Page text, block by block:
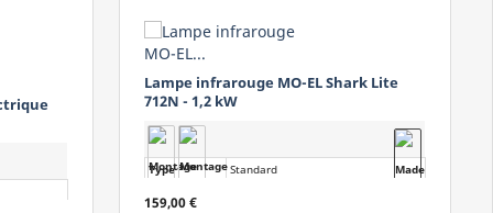
Lite
MO-EL Hot-Top - Chauffage mural
infrarouge design
Type
Standard
Alimentation
419,00 €